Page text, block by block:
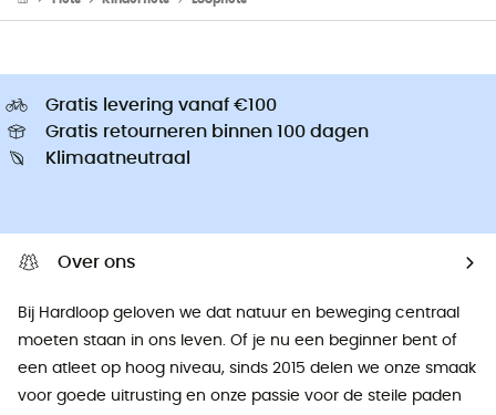
Gratis levering vanaf €100
Gratis retourneren binnen 100 dagen
Klimaatneutraal
Over ons
Bij Hardloop geloven we dat natuur en beweging centraal
moeten staan ​​in ons leven. Of je nu een beginner bent of
een atleet op hoog niveau, sinds 2015 delen we onze smaak
voor goede uitrusting en onze passie voor de steile paden